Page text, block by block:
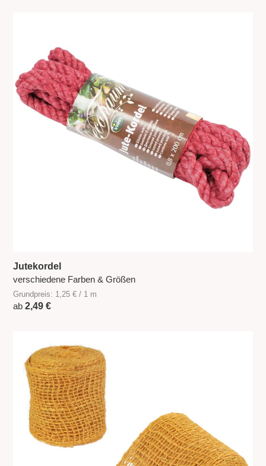
Jutekordel
verschiedene Farben & Größen
Grundpreis: 1,25 € / 1 m
ab 2,49 €